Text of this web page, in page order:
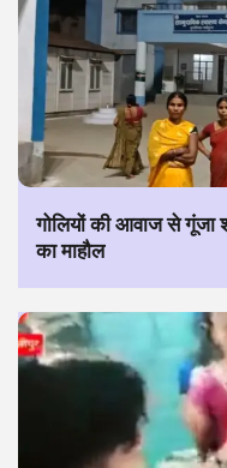
गोलियों की आवाज से गूंजा
का माहौल